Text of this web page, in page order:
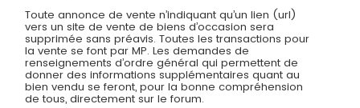
Toute annonce de vente n’indiquant qu’un lien (url)
vers un site de vente de biens d’occasion sera
supprimée sans préavis. Toutes les transactions pour
la vente se font par MP. Les demandes de
renseignements d’ordre général qui permettent de
donner des informations supplémentaires quant au
bien vendu se feront, pour la bonne compréhension
de tous, directement sur le forum.